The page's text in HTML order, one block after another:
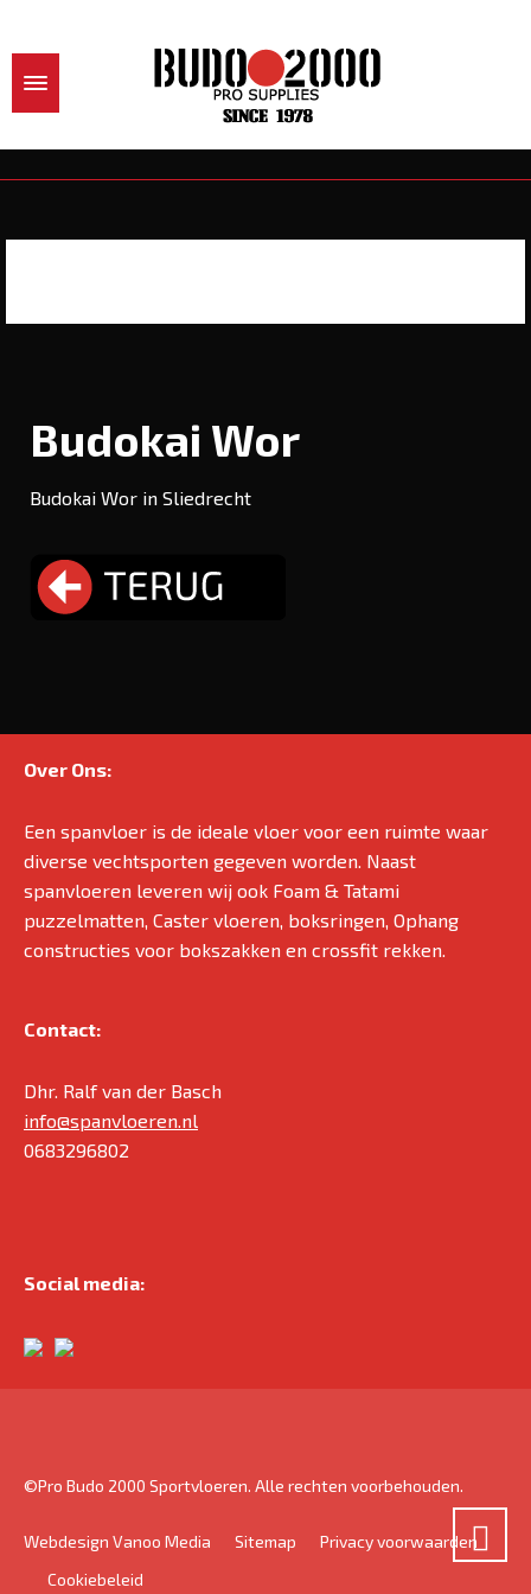
Budokai Wor
Budokai Wor in Sliedrecht
Over Ons:
Een spanvloer is de ideale vloer voor een ruimte waar
diverse vechtsporten gegeven worden. Naast
spanvloeren leveren wij ook Foam & Tatami
puzzelmatten, Caster vloeren, boksringen, Ophang
constructies voor bokszakken en crossfit rekken.
Contact:
Dhr. Ralf van der Basch
info@spanvloeren.nl
0683296802
Social media:
©Pro Budo 2000 Sportvloeren. Alle rechten voorbehouden.
Webdesign Vanoo Media Sitemap
Privacy voorwaarden
Cookiebeleid